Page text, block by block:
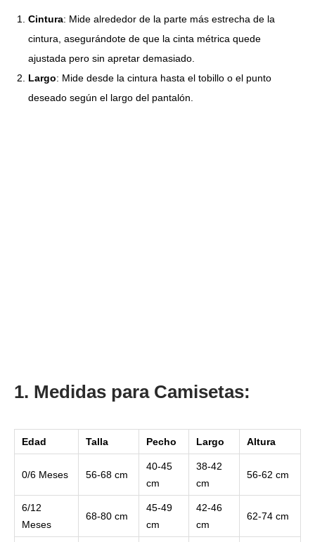
Cintura: Mide alrededor de la parte más estrecha de la
cintura, asegurándote de que la cinta métrica quede
ajustada pero sin apretar demasiado.
Largo: Mide desde la cintura hasta el tobillo o el punto
deseado según el largo del pantalón.
1. Medidas para Camisetas:
Edad Talla Pecho Largo Altura
0/6 Meses 56-68 cm
40-45
cm
38-42
cm
56-62 cm
6/12
Meses
68-80 cm
45-49
cm
42-46
cm
62-74 cm